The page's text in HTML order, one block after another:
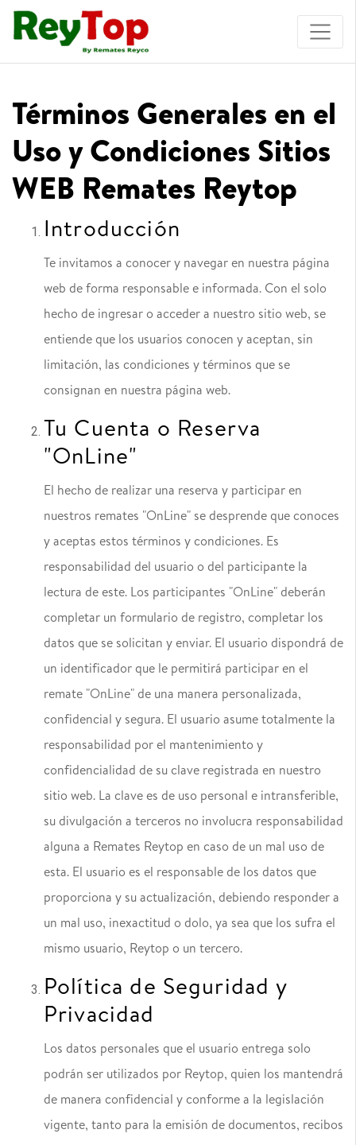
×
Términos Generales en el
Uso y Condiciones Sitios
WEB Remates Reytop
Introducción
Te invitamos a conocer y navegar en nuestra página
web de forma responsable e informada. Con el solo
hecho de ingresar o acceder a nuestro sitio web, se
entiende que los usuarios conocen y aceptan, sin
limitación, las condiciones y términos que se
consignan en nuestra página web.
Tu Cuenta o Reserva
"OnLine"
El hecho de realizar una reserva y participar en
nuestros remates "OnLine" se desprende que conoces
y aceptas estos términos y condiciones. Es
responsabilidad del usuario o del participante la
lectura de este. Los participantes "OnLine" deberán
completar un formulario de registro, completar los
datos que se solicitan y enviar. El usuario dispondrá de
un identificador que le permitirá participar en el
remate "OnLine" de una manera personalizada,
confidencial y segura. El usuario asume totalmente la
responsabilidad por el mantenimiento y
confidencialidad de su clave registrada en nuestro
sitio web. La clave es de uso personal e intransferible,
su divulgación a terceros no involucra responsabilidad
alguna a Remates Reytop en caso de un mal uso de
esta. El usuario es el responsable de los datos que
proporciona y su actualización, debiendo responder a
un mal uso, inexactitud o dolo, ya sea que los sufra el
mismo usuario, Reytop o un tercero.
Política de Seguridad y
Privacidad
Los datos personales que el usuario entrega solo
podrán ser utilizados por Reytop, quien los mantendrá
de manera confidencial y conforme a la legislación
vigente, tanto para la emisión de documentos, recibos